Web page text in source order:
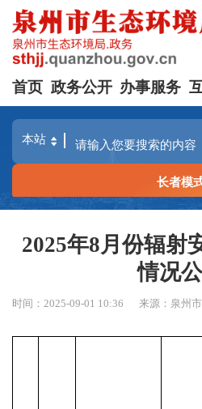
首页 政务公开 办事服务
长者模
2025年8月份辐射
情况
时间：2025-09-01 10:36 来源：泉州